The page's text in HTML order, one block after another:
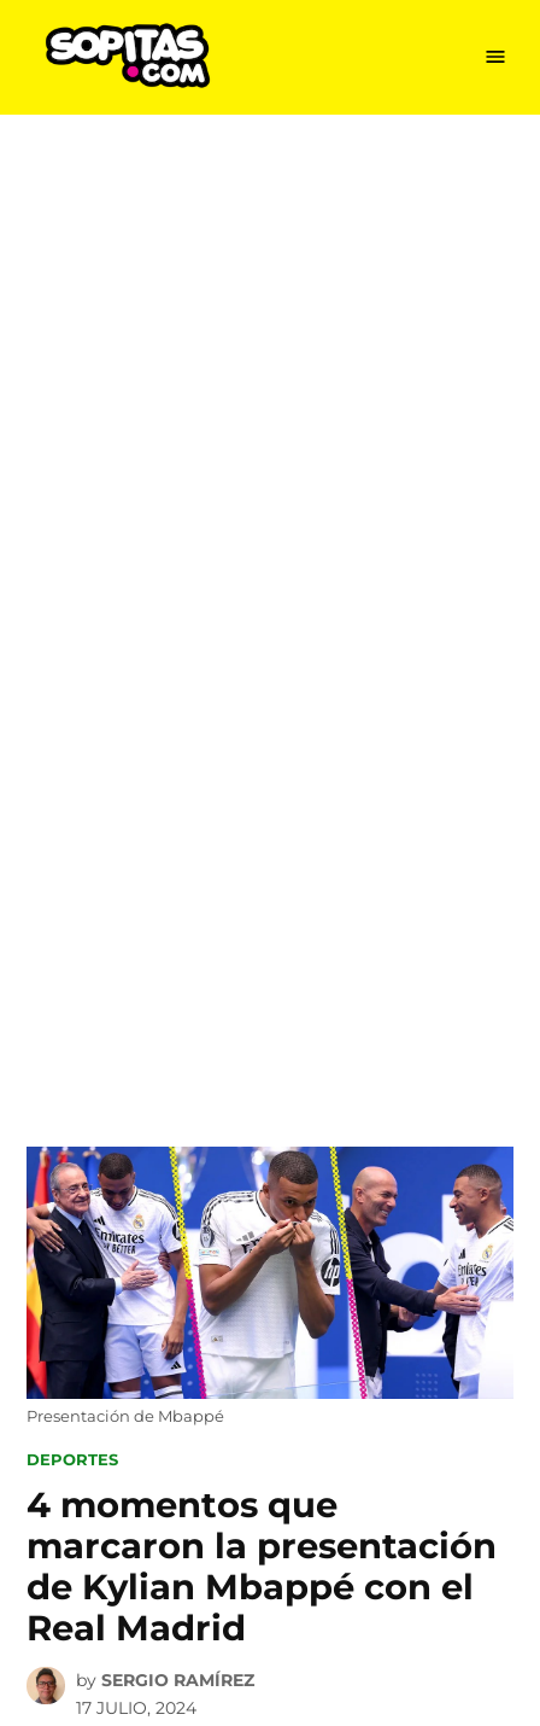
content
Menu
Presentación de Mbappé
POSTED
DEPORTES
4 momentos que
marcaron la presentación
de Kylian Mbappé con el
Real Madrid
by SERGIO RAMÍREZ
17 JULIO, 2024